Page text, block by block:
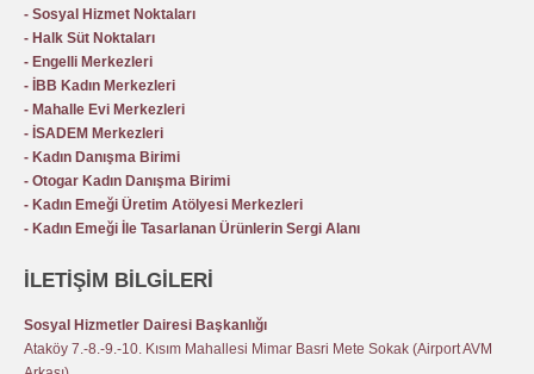
- Sosyal Hizmet Noktaları
- Halk Süt Noktaları
- Engelli Merkezleri
- İBB Kadın Merkezleri
- Mahalle Evi Merkezleri
- İSADEM Merkezleri
- Kadın Danışma Birimi
- Otogar Kadın Danışma Birimi
- Kadın Emeği Üretim Atölyesi Merkezleri
- Kadın Emeği İle Tasarlanan Ürünlerin Sergi Alanı
İLETİŞİM BİLGİLERİ
Sosyal Hizmetler Dairesi Başkanlığı
Ataköy 7.-8.-9.-10. Kısım Mahallesi Mimar Basri Mete Sokak (Airport AVM